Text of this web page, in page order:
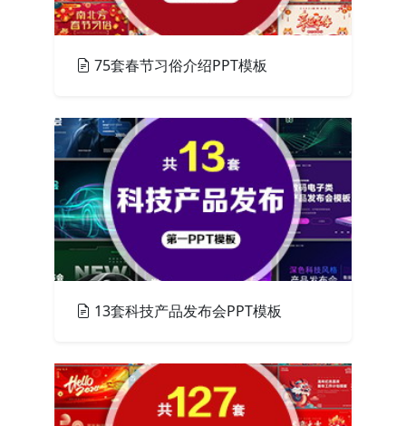
75套春节习俗介绍PPT模板
13套科技产品发布会PPT模板